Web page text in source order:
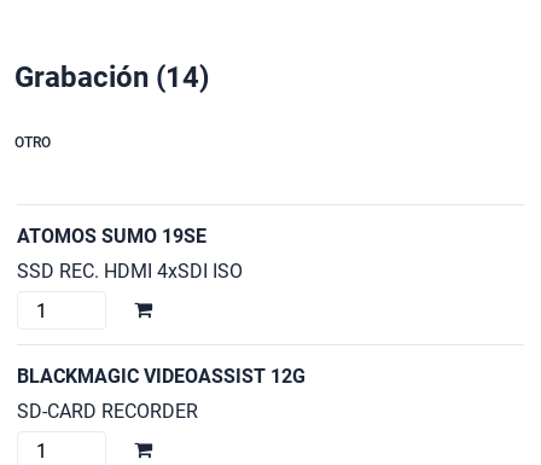
Grabación (14)
OTRO
ATOMOS SUMO 19SE
SSD REC. HDMI 4xSDI ISO
ATOMOS
19SE
BLACKMAGIC VIDEOASSIST 12G
SD-CARD RECORDER
BLACKMAGIC